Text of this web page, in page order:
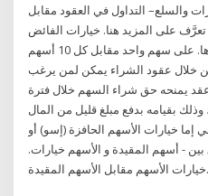
والسلع– التداول في العقود مقابل
تعرَّف على المزيد هنا. خيارات الفائض
والاكتفاء بكمية الأسهم التي طلبوها. على سهم واحد مقابل كل 10 أسهم
خلال عقود الشراء يمكن لمن يرغب
يمنحه حق شراء السهم خلال فترة
بقيامه بدفع مبلغ قليل من المال
إما خيارات الأسهم الحافزة (إسو) أو
- أسهم المقيدة و الأسهم خيارات.
خيارات الأسهم مقابل الأسهم المقيدة.